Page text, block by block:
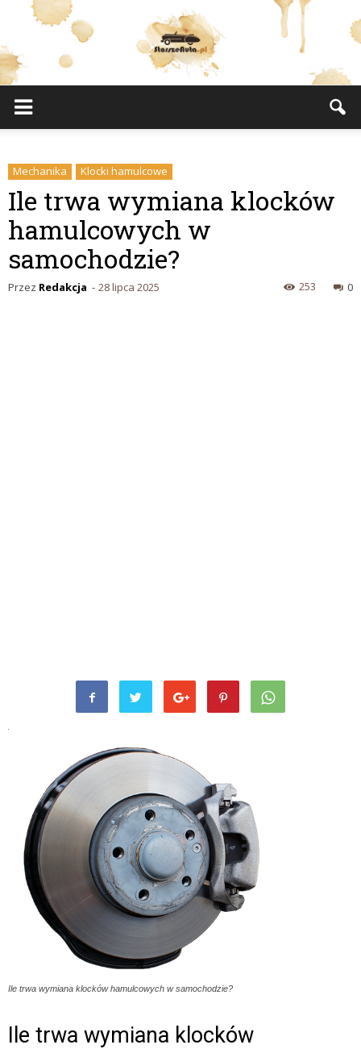
Mechanika Klocki hamulcowe
Ile trwa wymiana klocków
hamulcowych w
samochodzie?
Przez Redakcja - 28 lipca 2025 0
253
Ile trwa wymiana klocków hamulcowych w samochodzie?
Ile trwa wymiana klocków